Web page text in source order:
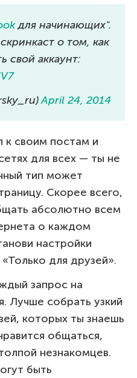
для начинающих".
о том, как
свой аккаунт:
April 24, 2014
к своим постам и
для всех — ты не
тип может
Скорее всего,
абсолютно всем
о каждом
настройки
для друзей».
запрос на
Лучше собрать узкий
которых ты знаешь
общаться,
незнакомцев.
быть